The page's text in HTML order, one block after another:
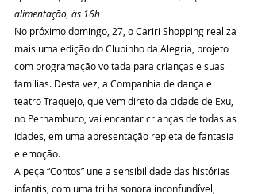
alimentação, às 16h
No próximo domingo, 27, o Cariri Shopping realiza
mais uma edição do Clubinho da Alegria, projeto
com programação voltada para crianças e suas
famílias. Desta vez, a Companhia de dança e
teatro Traquejo, que vem direto da cidade de Exu,
no Pernambuco, vai encantar crianças de todas as
idades, em uma apresentação repleta de fantasia
e emoção.
A peça “Contos” une a sensibilidade das histórias
infantis, com uma trilha sonora inconfundível,